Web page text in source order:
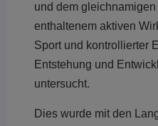
und dem
enthaltenem aktiven
Sport und kontrollierter
Entstehung und
untersucht.
Dies wurde mit den